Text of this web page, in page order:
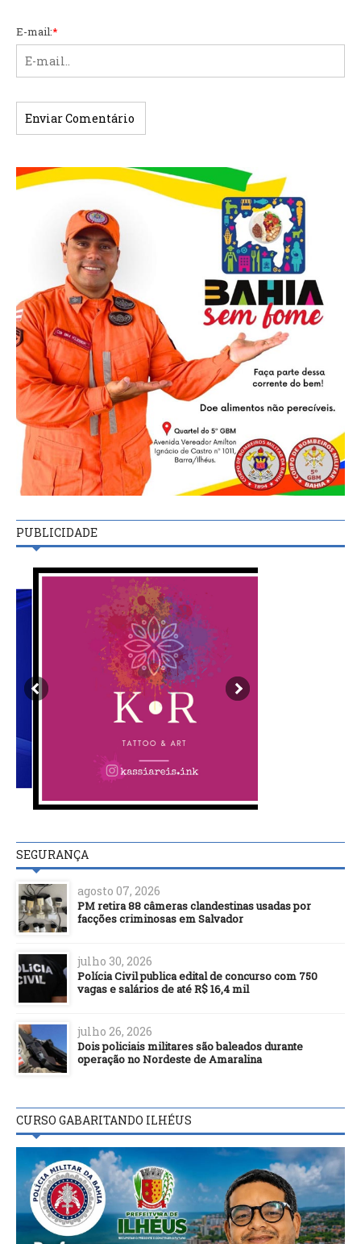
E-mail:*
PUBLICIDADE
SEGURANÇA
agosto 07, 2026
PM retira 88 câmeras clandestinas usadas por
facções criminosas em Salvador
julho 30, 2026
Polícia Civil publica edital de concurso com 750
vagas e salários de até R$ 16,4 mil
julho 26, 2026
Dois policiais militares são baleados durante
operação no Nordeste de Amaralina
CURSO GABARITANDO ILHÉUS